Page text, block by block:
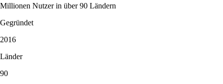
Millionen Nutzer in über 90 Ländern
Gegründet
2016
Länder
90